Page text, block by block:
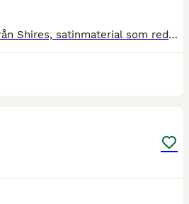
Bogskydd i marinblått från Shires, satinmaterial som reducerar friktion mot bogarna, aldrig använt. Strl full.